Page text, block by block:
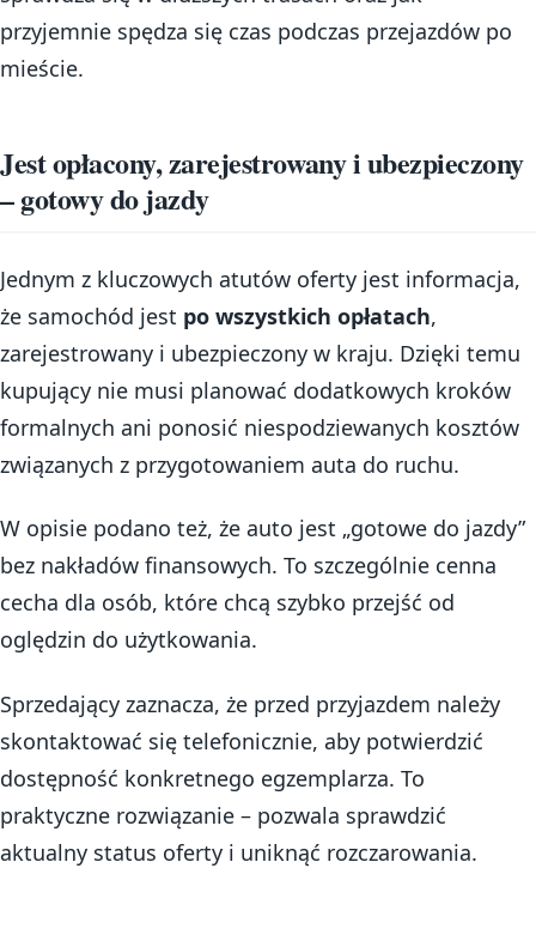
przyjemnie spędza się czas podczas przejazdów po
mieście.
Jest opłacony, zarejestrowany i ubezpieczony
– gotowy do jazdy
Jednym z kluczowych atutów oferty jest informacja,
że samochód jest po wszystkich opłatach,
zarejestrowany i ubezpieczony w kraju. Dzięki temu
kupujący nie musi planować dodatkowych kroków
formalnych ani ponosić niespodziewanych kosztów
związanych z przygotowaniem auta do ruchu.
W opisie podano też, że auto jest „gotowe do jazdy”
bez nakładów finansowych. To szczególnie cenna
cecha dla osób, które chcą szybko przejść od
oględzin do użytkowania.
Sprzedający zaznacza, że przed przyjazdem należy
skontaktować się telefonicznie, aby potwierdzić
dostępność konkretnego egzemplarza. To
praktyczne rozwiązanie – pozwala sprawdzić
aktualny status oferty i uniknąć rozczarowania.